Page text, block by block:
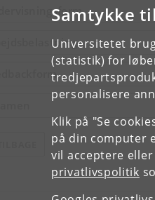
Samtykke
Universitetet
(statistik) for
personalisere
Klik på "Se
på din computer
vil acceptere
privatlivspolitik